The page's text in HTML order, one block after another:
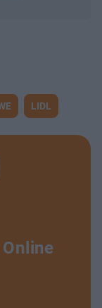
LIDL